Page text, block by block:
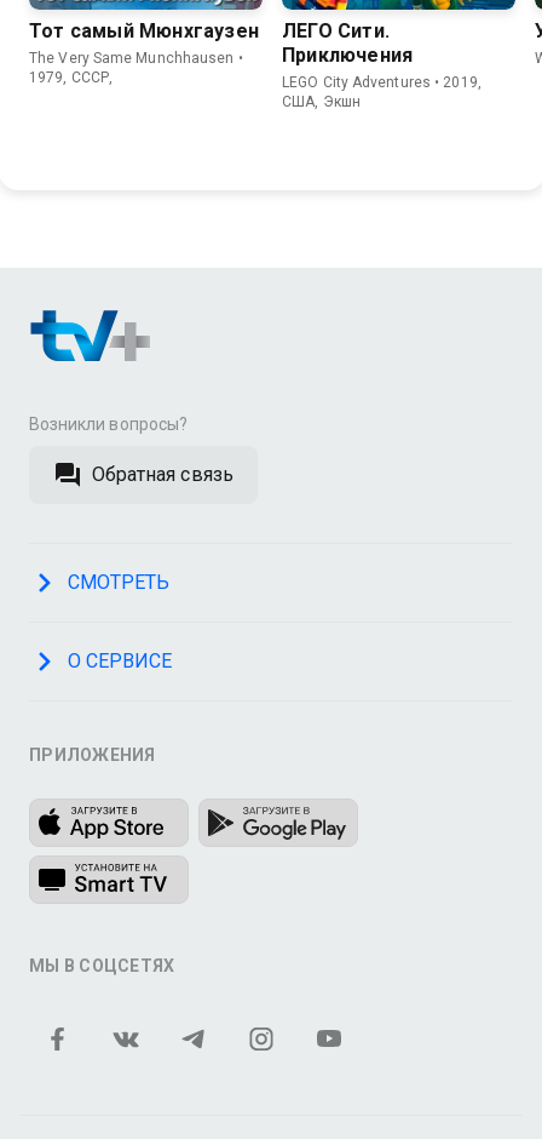
Тот самый Мюнхгаузен
The Very Same Munchhausen •
1979, СССР,
ЛЕГО Сити.
Приключения
LEGO City Adventures • 2019,
США, Экшн
Возникли вопросы?
Обратная связь
СМОТРЕТЬ
О СЕРВИСЕ
ПРИЛОЖЕНИЯ
МЫ В СОЦСЕТЯХ